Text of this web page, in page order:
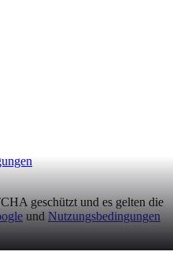
geschützt und es gelten die
und Nutzungsbedingungen